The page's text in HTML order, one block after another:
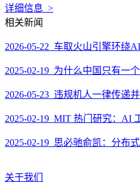
详细信息 >
相关新闻
2026-05-22 车取火山引擎环绕
2025-02-19 为什么中国只有一个
2026-05-23 违规机人一律传递
2025-02-19 MIT 热门研究：AI
2025-02-19 思必驰俞凯：分布
关于我们